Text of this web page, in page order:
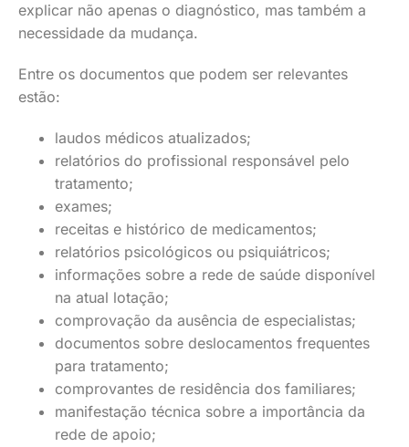
explicar não apenas o diagnóstico, mas também a
necessidade da mudança.
Entre os documentos que podem ser relevantes
estão:
laudos médicos atualizados;
relatórios do profissional responsável pelo
tratamento;
exames;
receitas e histórico de medicamentos;
relatórios psicológicos ou psiquiátricos;
informações sobre a rede de saúde disponível
na atual lotação;
comprovação da ausência de especialistas;
documentos sobre deslocamentos frequentes
para tratamento;
comprovantes de residência dos familiares;
manifestação técnica sobre a importância da
rede de apoio;